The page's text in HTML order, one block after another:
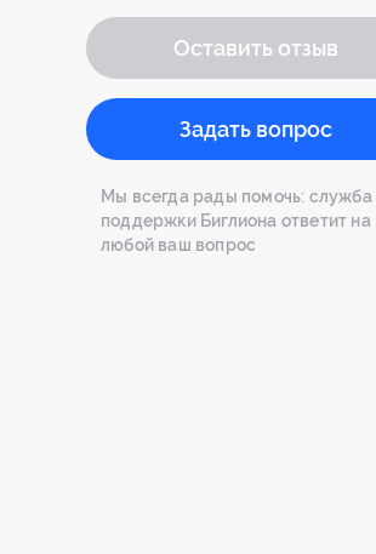
Оставить отзыв
Задать вопрос
Мы всегда рады помочь: служба
поддержки Биглиона ответит на
любой ваш вопрос